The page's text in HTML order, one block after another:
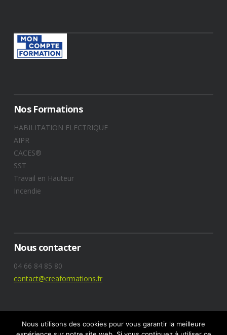
Nos Formations
HABILITATION ELECTRIQUE
AIPR
CACES®
SST
Travail en Hauteur
Incendie
Nous contacter
04 66 84 85 80
contact@creaformations.fr
Nous utilisons des cookies pour vous garantir la meilleure